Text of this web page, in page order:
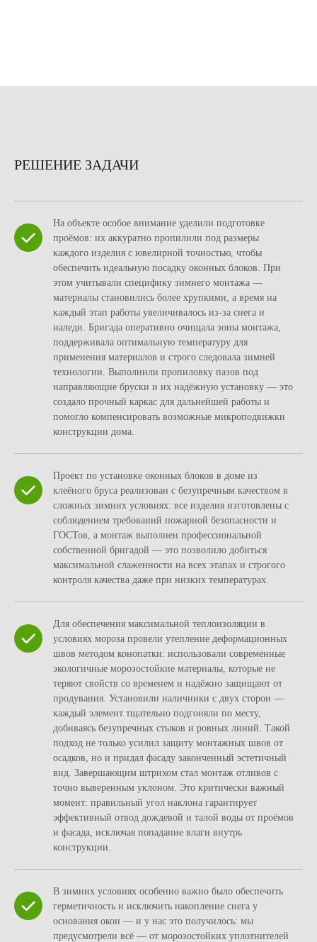
РЕШЕНИЕ ЗАДАЧИ
На объекте особое внимание уделили подготовке
проёмов: их аккуратно пропилили под размеры
каждого изделия с ювелирной точностью, чтобы
обеспечить идеальную посадку оконных блоков. При
этом учитывали специфику зимнего монтажа —
материалы становились более хрупкими, а время на
каждый этап работы увеличивалось из‑за снега и
наледи. Бригада оперативно очищала зоны монтажа,
поддерживала оптимальную температуру для
применения материалов и строго следовала зимней
технологии. Выполнили пропиловку пазов под
направляющие бруски и их надёжную установку — это
создало прочный каркас для дальнейшей работы и
помогло компенсировать возможные микроподвижки
конструкции дома.
Проект по установке оконных блоков в доме из
клеёного бруса реализован с безупречным качеством в
сложных зимних условиях: все изделия изготовлены с
соблюдением требований пожарной безопасности и
ГОСТов, а монтаж выполнен профессиональной
собственной бригадой — это позволило добиться
максимальной слаженности на всех этапах и строгого
контроля качества даже при низких температурах.
Для обеспечения максимальной теплоизоляции в
условиях мороза провели утепление деформационных
швов методом конопатки: использовали современные
экологичные морозостойкие материалы, которые не
теряют свойств со временем и надёжно защищают от
продувания. Установили наличники с двух сторон —
каждый элемент тщательно подгоняли по месту,
добиваясь безупречных стыков и ровных линий. Такой
подход не только усилил защиту монтажных швов от
осадков, но и придал фасаду законченный эстетичный
вид. Завершающим штрихом стал монтаж отливов с
точно выверенным уклоном. Это критически важный
момент: правильный угол наклона гарантирует
эффективный отвод дождевой и талой воды от проёмов
и фасада, исключая попадание влаги внутрь
конструкции.
В зимних условиях особенно важно было обеспечить
герметичность и исключить накопление снега у
основания окон — и у нас это получилось: мы
предусмотрели всё — от морозостойких уплотнителей